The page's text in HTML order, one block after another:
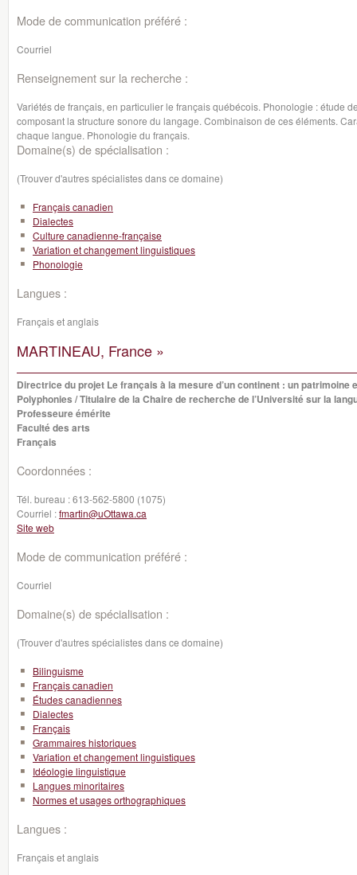
Mode de communication préféré :
Courriel
Renseignement sur la recherche :
Variétés de français, en particulier le français québécois. Phonologie : étude
composant la structure sonore du langage. Combinaison de ces éléments.
chaque langue. Phonologie du français.
Domaine(s) de spécialisation :
(Trouver d'autres spécialistes dans ce domaine)
Français canadien
Dialectes
Culture canadienne-française
Variation et changement linguistiques
Phonologie
Langues :
Français et anglais
MARTINEAU, France »
Directrice du projet Le français à la mesure d’un continent : un
Polyphonies / Titulaire de la Chaire de recherche de l’Université sur la
Professeure émérite
Faculté des arts
Français
Coordonnées :
Tél. bureau :613-562-5800 (1075)
Courriel :fmartin@uOttawa.ca
Site web
Mode de communication préféré :
Courriel
Domaine(s) de spécialisation :
(Trouver d'autres spécialistes dans ce domaine)
Bilinguisme
Français canadien
Études canadiennes
Dialectes
Français
Grammaires historiques
Variation et changement linguistiques
Idéologie linguistique
Langues minoritaires
Normes et usages orthographiques
Langues :
Français et anglais